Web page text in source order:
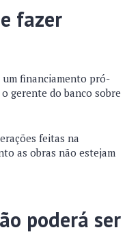
fazer
um financiamento pró-
gerente do banco sobre
feitas na
as obras não estejam
poderá ser